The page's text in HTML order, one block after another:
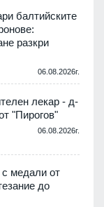
балтийските
разкри
06.08.2026г.
лекар - д-
"Пирогов"
06.08.2026г.
с медали от
до